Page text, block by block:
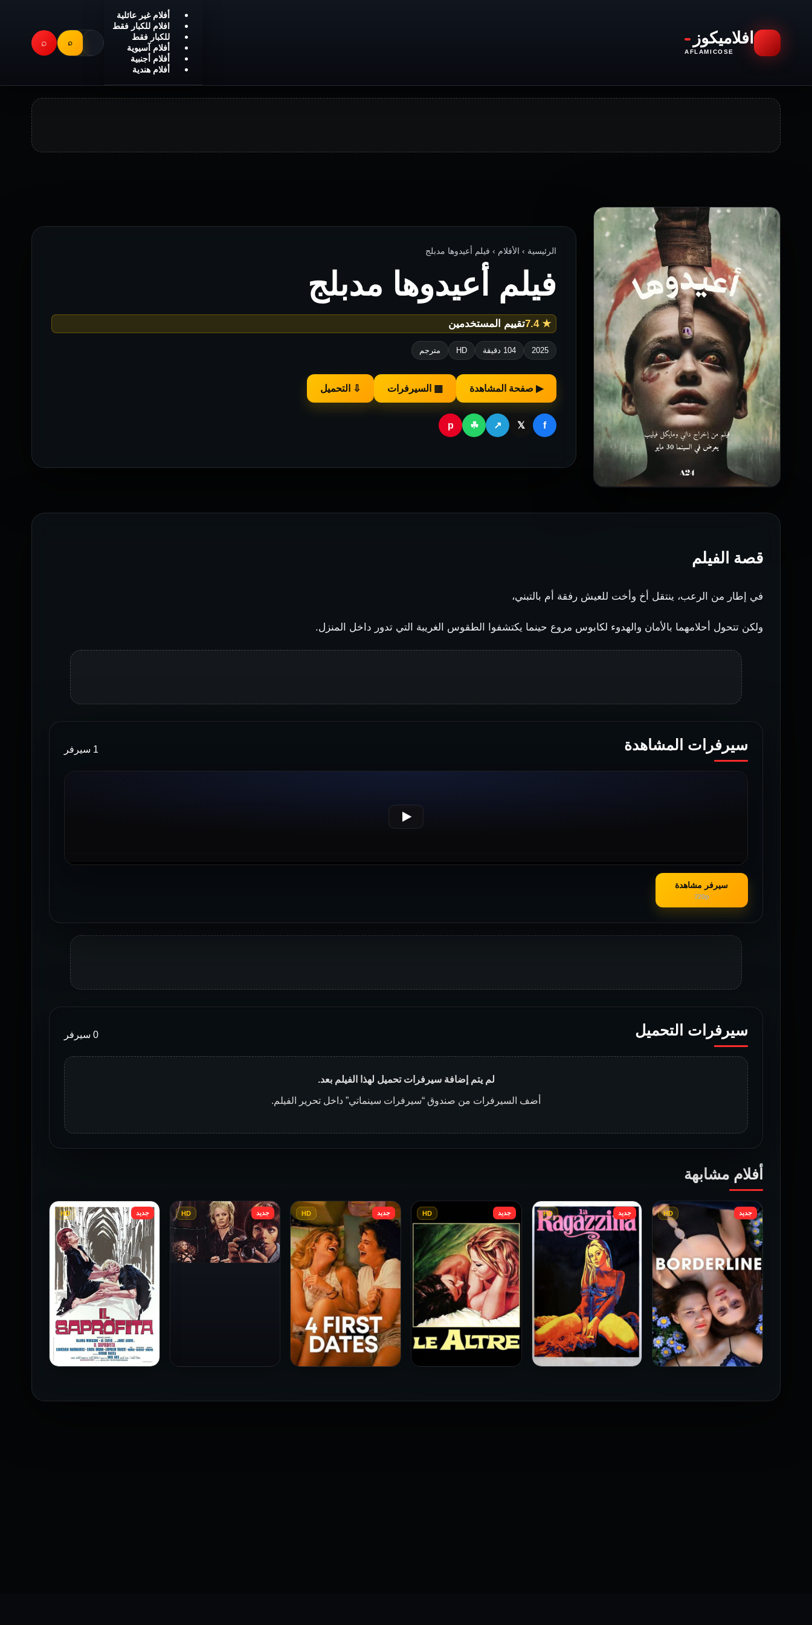
افلاميكوز
AFLAMICOSE
أفلام غير عائلية
افلام للكبار فقط
للكبار فقط
أفلام آسيوية
أفلام أجنبية
أفلام هندية
⌕
⌕
الرئيسية › الأفلام › فيلم أعيدوها مدبلج
فيلم أعيدوها مدبلج
★ 7.4 تقييم المستخدمين
2025 104 دقيقة HD مترجم
▶ صفحة المشاهدة ▦ السيرفرات ⇩ التحميل
f
𝕏
↗
☘
p
قصة الفيلم
في إطار من الرعب، ينتقل أخ وأخت للعيش رفقة أم بالتبني،
ولكن تتحول أحلامهما بالأمان والهدوء لكابوس مروع حينما يكتشفوا الطقوس الغريبة التي تدور داخل المنزل.
سيرفرات المشاهدة 1 سيرفر
سيرفر مشاهدة
720p
سيرفرات التحميل 0 سيرفر
لم يتم إضافة سيرفرات تحميل لهذا الفيلم بعد.
أضف السيرفرات من صندوق “سيرفرات سينماتي” داخل تحرير الفيلم.
أفلام مشابهة
جديد HD جديد HD جديد HD جديد HD جديد HD جديد HD